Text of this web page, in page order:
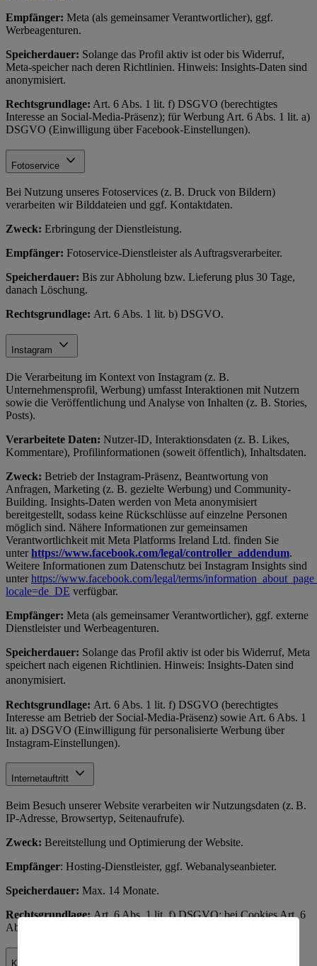
Empfänger: Meta (als gemeinsamer Verantwortlicher), ggf.
Werbeagenturen.
Speicherdauer: Solange das Profil aktiv ist oder bis Widerruf,
Meta-speicher nach deren Richtlinien. Hinweis: Insights-Daten sind
anonymisiert.
Rechtsgrundlage: Art. 6 Abs. 1 lit. f) DSGVO (berechtigtes
Interesse an Social-Media-Präsenz); für Werbung Art. 6 Abs. 1 lit. a)
DSGVO (Einwilligung über Facebook-Einstellungen).
Fotoservice
Bei Nutzung unseres Fotoservices (z. B. Druck von Bildern)
verarbeiten wir Bilddateien und ggf. Kontaktdaten.
Zweck: Erbringung der Dienstleistung.
Empfänger: Fotoservice-Dienstleister als Auftragsverarbeiter.
Speicherdauer: Bis zur Abholung bzw. Lieferung plus 30 Tage,
danach Löschung.
Rechtsgrundlage: Art. 6 Abs. 1 lit. b) DSGVO.
Instagram
Die Verarbeitung im Kontext von Instagram (z. B.
Unternehmensprofil, Werbung) umfasst Interaktionen mit Nutzern
sowie die Veröffentlichung und Analyse von Inhalten (z. B. Stories,
Posts).
Verarbeitete Daten: Nutzer-ID, Interaktionsdaten (z. B. Likes,
Kommentare), Profilinformationen (soweit öffentlich), Inhaltsdaten.
Zweck: Betrieb der Instagram-Präsenz, Beantwortung von
Anfragen, Marketing (z. B. gezielte Werbung) und Community-
Building. Insights-Daten werden von Meta anonymisiert
bereitgestellt, sodass keine Rückschlüsse auf einzelne Personen
möglich sind. Nähere Informationen zur gemeinsamen
Verantwortlichkeit mit Meta Platforms Ireland Ltd. finden Sie
unter https://www.facebook.com/legal/controller_addendum.
Weitere Informationen zum Datenschutz bei Instagram Insights sind
unter https://www.facebook.com/legal/terms/
locale=de_DE verfügbar.
Empfänger: Meta (als gemeinsamer Verantwortlicher), ggf. externe
Dienstleister und Werbeagenturen.
Speicherdauer: Solange das Profil aktiv ist oder bis Widerruf, Meta
speichert nach eigenen Richtlinien. Hinweis: Insights-Daten sind
anonymisiert.
Rechtsgrundlage: Art. 6 Abs. 1 lit. f) DSGVO (berechtigtes
Interesse am Betrieb der Social-Media-Präsenz) sowie Art. 6 Abs. 1
lit. a) DSGVO (Einwilligung für personalisierte Werbung über
Instagram-Einstellungen).
Internetauftritt
Beim Besuch unserer Website verarbeiten wir Nutzungsdaten (z. B.
IP-Adresse, Browsertyp, Seitenaufrufe).
Zweck: Bereitstellung und Optimierung der Website.
Empfänger: Hosting-Dienstleister, ggf. Webanalyseanbieter.
Speicherdauer: Max. 14 Monate.
Rechtsgrundlage:Art. 6 Abs. 1 lit. f) DSGVO; bei Cookies Art. 6
Abs. 1 lit. a) DSGVO.
Kundenhotline